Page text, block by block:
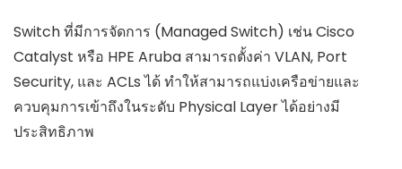
Switch ที่มีการจัดการ (Managed Switch) เช่น Cisco
Catalyst หรือ HPE Aruba สามารถตั้งค่า VLAN, Port
Security, และ ACLs ได้ ทำให้สามารถแบ่งเครือข่ายและ
ควบคุมการเข้าถึงในระดับ Physical Layer ได้อย่างมี
ประสิทธิภาพ